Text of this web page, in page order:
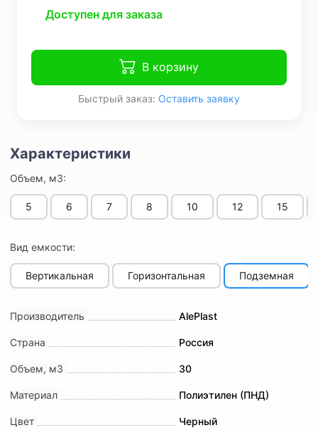
Объем, м3:
5 6 7 8 10 12 15
Вид емкости:
Вертикальная Горизонтальная Подземная
Производитель AlePlast
Страна Россия
Объем, м3 30
Материал Полиэтилен (ПНД)
Цвет Черный
Доступен для заказа
В корзину
Быстрый заказ: Оставить заявку